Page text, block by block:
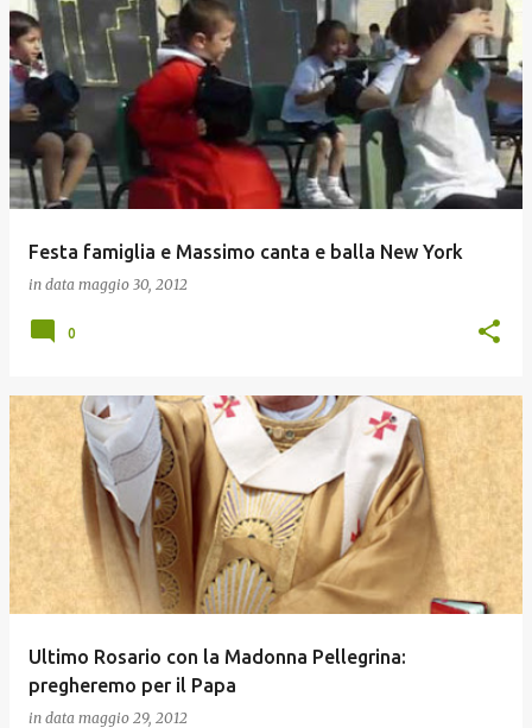
Festa famiglia e Massimo canta e balla New York
in data maggio 30, 2012
0
Ultimo Rosario con la Madonna Pellegrina:
pregheremo per il Papa
in data maggio 29, 2012